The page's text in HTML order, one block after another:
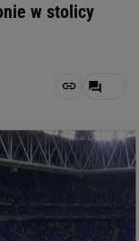
w stolicy